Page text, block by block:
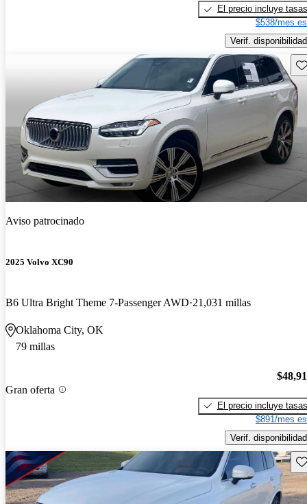
El precio incluye tasas
$538/mes
Verif. disponibilidad
Aviso patrocinado
2025 Volvo XC90
B6 Ultra Bright Theme 7-Passenger AWD 21,031 millas
Oklahoma City, OK
79 millas
Gran oferta
El precio incluye tasas
$891/mes
Verif. disponibilidad